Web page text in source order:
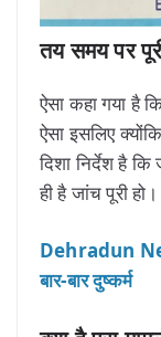
तय समय पर
ऐसा कहा गया है
ऐसा इसलिए
दिशा निर्देश है
ही है जांच पूरी हो।
Dehradun
बार-बार दुष्कर्म